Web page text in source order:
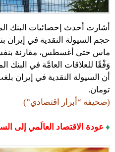
أشارت أحدث إحصائيات البنك
ماس حتى أغسطس، مقارنة بنفس
وَفْقًا للعلاقات العامَّة في البنك
تومان.
(صحيفة “أبرار اقتصادي”)
♦ عودة الاقتصاد العالَمي إلى